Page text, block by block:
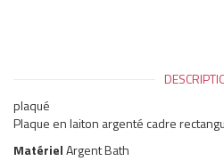
plaqué
Plaque en laiton argenté cadre
MatérielArgent Bath